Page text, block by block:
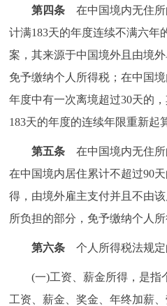
第四条 在中国境内无住所
计满183天的年度连续不满六年
案，其来源于中国境外且由境
免予缴纳个人所得税；在中国
年度中有一次离境超过30天的
183天的年度的连续年限重新起
第五条 在中国境内无住所
在中国境内居住累计不超过90
得，由境外雇主支付并且不由
所负担的部分，免予缴纳个人所
第六条 个人所得税法规定
(一)工资、薪金所得，是指
工资、薪金、奖金、年终加薪